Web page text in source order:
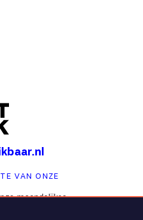
VAN ONZE
maandelijkse